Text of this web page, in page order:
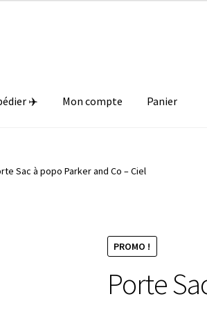
✈️ Mon compte Panier
Sac à popo Parker and Co – Ciel
PROMO !
Porte